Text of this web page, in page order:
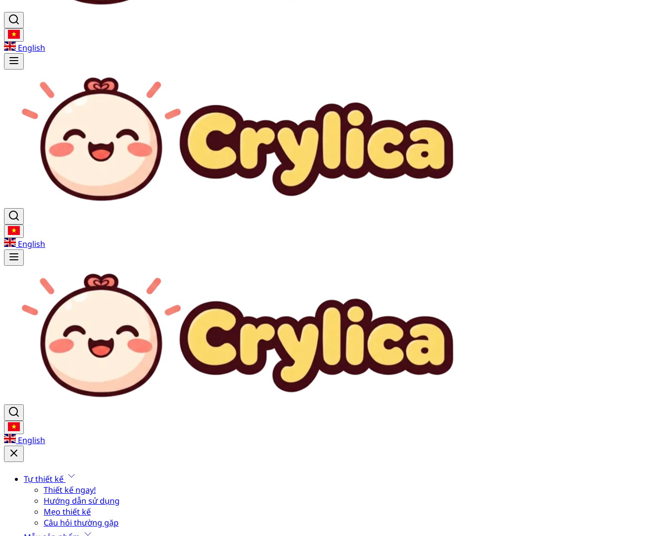
English
English
English
Tự thiết kế
Thiết kế ngay!
Hướng dẫn sử dụng
Mẹo thiết kế
Câu hỏi thường gặp